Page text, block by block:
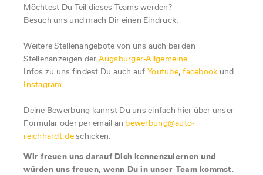
Möchtest Du Teil dieses Teams werden?
Besuch uns und mach Dir einen Eindruck.
Weitere Stellenangebote von uns auch bei den
Stellenanzeigen der Augsburger-Allgemeine
Infos zu uns findest Du auch auf Youtube,facebook und
Instagram
Deine Bewerbung kannst Du uns einfach hier über unser
Formular oder per email an bewerbung@auto-
reichhardt.deschicken.
Wir freuen uns darauf Dich kennenzulernen und
würden uns freuen, wenn Du in unser Team kommst.